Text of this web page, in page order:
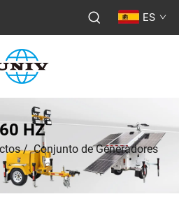
ES
60 HZ
/Conjunto de Generadores